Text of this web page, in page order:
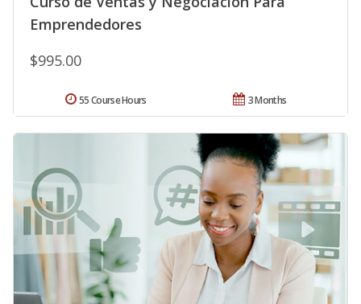
Emprendedores
$995.00
3 Months
55 Course Hours